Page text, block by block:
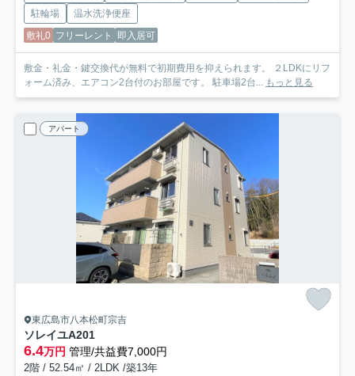
駐輪場
温水洗浄便座
敷礼0 フリーレント 即入居可
敷金・礼金・鍵交換代が無料で初期費用を抑えられます。 ２LDKにリフ
ォーム済み、エアコン2台付のお部屋です。 駐車場2台... もっと見る
アパート
東広島市八本松町宗吉
ソレイユA201
6.4万円 管理/共益費7,000円
2階 / 52.54㎡ / 2LDK /築13年